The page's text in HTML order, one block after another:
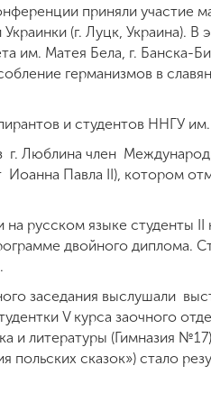
приняли участие
(г. Луцк, Украина). В
им. Матея Бела, г. Банска-
германизмов в
и студентов ННГУ
г. Люблина член
Павла II), котором
русском языке студенты II
двойного диплома.
заседания выслушали
V курса заочного
и литературы (Гимназия
польских сказок») стало